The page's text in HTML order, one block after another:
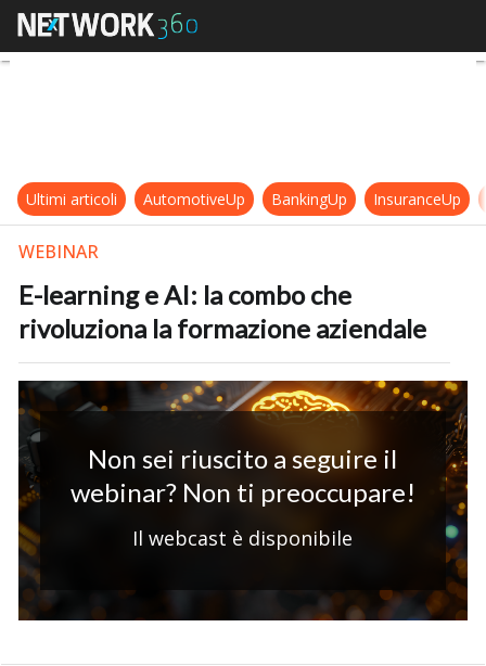
E-learning e AI: la combo che
Ultimi articoli AutomotiveUp BankingUp InsuranceUp
WEBINAR
E-learning e AI: la combo che
rivoluziona la formazione aziendale
Non sei riuscito a seguire il
webinar? Non ti preoccupare!
Il webcast è disponibile